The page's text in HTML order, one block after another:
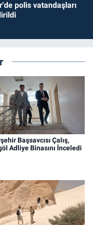
polis vatandaşları
Başsavcısı Çalış,
Adliye Binasını İnceledi